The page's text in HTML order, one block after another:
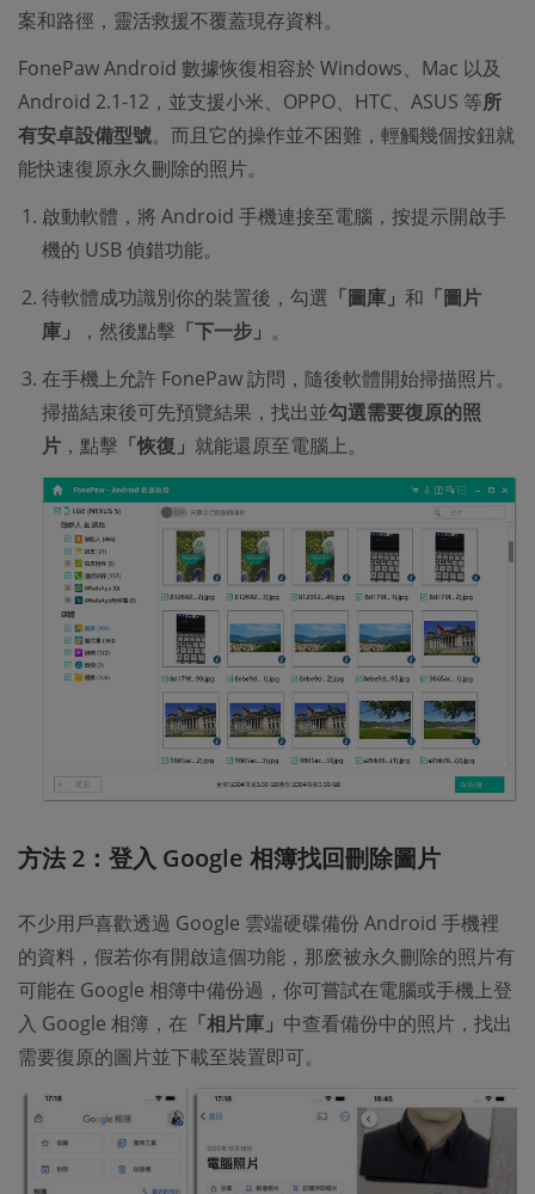
案和路徑，靈活救援不覆蓋現存資料。
FonePaw Android 數據恢復相容於 Windows、Mac 以及
Android 2.1-12，並支援小米、OPPO、HTC、ASUS 等所
有安卓設備型號。而且它的操作並不困難，輕觸幾個按鈕就
能快速復原永久刪除的照片。
啟動軟體，將 Android 手機連接至電腦，按提示開啟手
機的 USB 偵錯功能。
待軟體成功識別你的裝置後，勾選 「圖庫」 和 「圖片
庫」
，然後點擊 「下一步」 。
在手機上允許 FonePaw 訪問，隨後軟體開始掃描照片。
掃描結束後可先預覽結果，找出並勾選需要復原的照
片 ，點擊 「恢復」 就能還原至電腦上。
方法 2：登入 Google 相簿找回刪除圖片
不少用戶喜歡透過 Google 雲端硬碟備份 Android 手機裡
的資料，假若你有開啟這個功能，那麽被永久刪除的照片有
可能在 Google 相簿中備份過，你可嘗試在電腦或手機上登
入 Google 相簿，在 「相片庫」 中查看備份中的照片，找出
需要復原的圖片並下載至裝置即可。